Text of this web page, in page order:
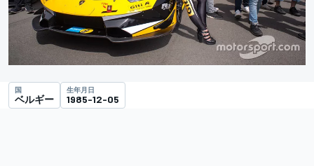
国
ベルギー
生年月日
1985-12-05